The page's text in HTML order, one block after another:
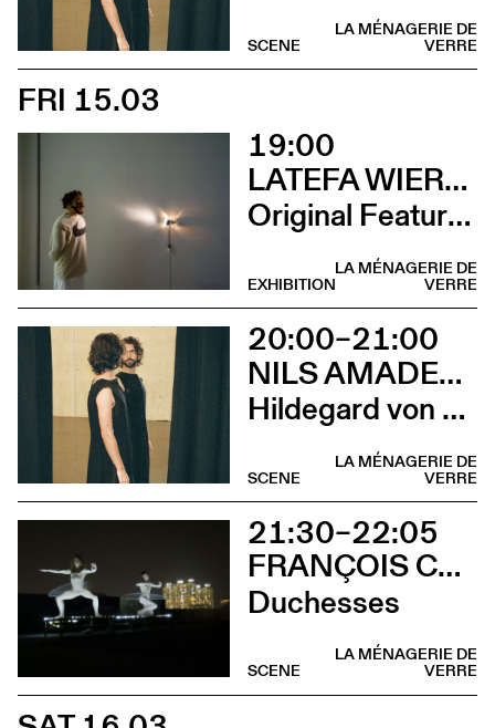
LA MÉNAGERIE DE
VERRE
SCENE
FRI 15.03
19:00
LATEFA WIERSCH
Original Features
LA MÉNAGERIE DE
VERRE
EXHIBITION
20:00–21:00
NILS AMADEUS LANGE
Hildegard von Bingen
LA MÉNAGERIE DE
VERRE
SCENE
21:30–22:05
FRANÇOIS CHAIGNAUD & MARIE-CAROLINE HOMINAL
Duchesses
LA MÉNAGERIE DE
VERRE
SCENE